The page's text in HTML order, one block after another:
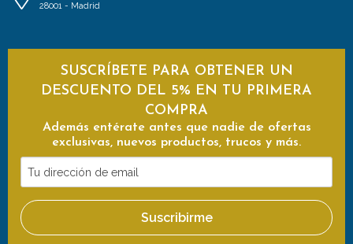
28001 - Madrid
SUSCRÍBETE PARA OBTENER UN
DESCUENTO DEL 5% EN TU PRIMERA
COMPRA
Además entérate antes que nadie de ofertas
exclusivas, nuevos productos, trucos y más.
Tu
dirección
de
email
Suscribirme